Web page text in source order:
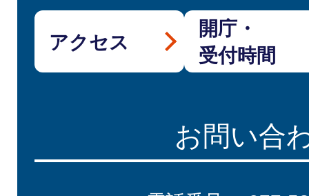
アクセス
開庁・
受付時間
お問い合